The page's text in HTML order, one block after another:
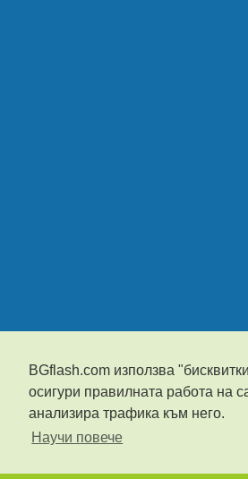
BGflash.com използва
осигури правилната работа на
анализира трафика към него.
Научи повече